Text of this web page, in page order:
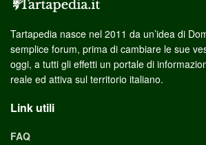
Tartapedia nasce nel 2011 da un’idea di
semplice forum, prima di cambiare le sue
oggi, a tutti gli effetti un portale di
reale ed attiva sul territorio italiano.
Link utili
FAQ